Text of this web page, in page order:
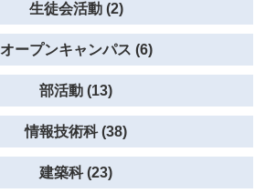
生徒会活動 (2)
オープンキャンパス (6)
部活動 (13)
情報技術科 (38)
建築科 (23)